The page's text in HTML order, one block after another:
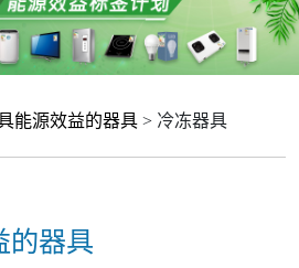
能源效益的器具 > 冷冻器具
的器具